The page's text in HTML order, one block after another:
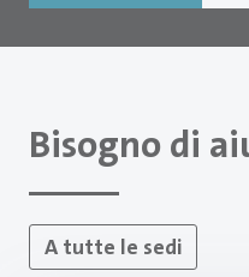
Bisogno di
A tutte le sedi